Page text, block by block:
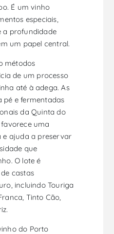
É um vinho
especiais,
a profundidade
um papel central.
métodos
de um processo
até à adega. As
pé e fermentadas
da Quinta do
uma
e ajuda a preservar
que
O lote é
castas
incluindo Touriga
Tinto Cão,
do Porto